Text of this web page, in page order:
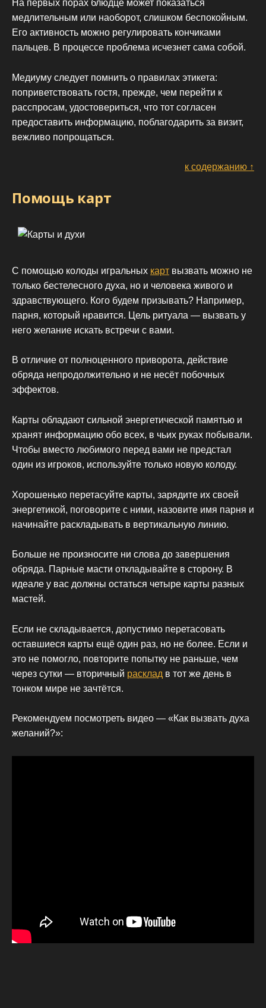
На первых порах блюдце может показаться
медлительным или наоборот, слишком беспокойным.
Его активность можно регулировать кончиками
пальцев. В процессе проблема исчезнет сама собой.
Медиуму следует помнить о правилах этикета:
поприветствовать гостя, прежде, чем перейти к
расспросам, удостовериться, что тот согласен
предоставить информацию, поблагодарить за визит,
вежливо попрощаться.
к содержанию ↑
Помощь карт
С помощью колоды игральных карт вызвать можно не
только бестелесного духа, но и человека живого и
здравствующего. Кого будем призывать? Например,
парня, который нравится. Цель ритуала — вызвать у
него желание искать встречи с вами.
В отличие от полноценного приворота, действие
обряда непродолжительно и не несёт побочных
эффектов.
Карты обладают сильной энергетической памятью и
хранят информацию обо всех, в чьих руках побывали.
Чтобы вместо любимого перед вами не предстал
один из игроков, используйте только новую колоду.
Хорошенько перетасуйте карты, зарядите их своей
энергетикой, поговорите с ними, назовите имя парня и
начинайте раскладывать в вертикальную линию.
Больше не произносите ни слова до завершения
обряда. Парные масти откладывайте в сторону. В
идеале у вас должны остаться четыре карты разных
мастей.
Если не складывается, допустимо перетасовать
оставшиеся карты ещё один раз, но не более. Если и
это не помогло, повторите попытку не раньше, чем
через сутки — вторичный расклад в тот же день в
тонком мире не зачтётся.
Рекомендуем посмотреть видео — «Как вызвать духа
желаний?»: